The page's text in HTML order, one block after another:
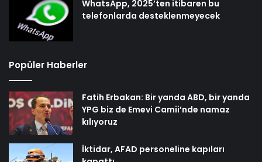
WhatsApp, 2025’ten itibaren bu
telefonlarda desteklenmeyecek
Popüler Haberler
Fatih Erbakan: Bir yanda ABD, bir yanda
YPG biz de Emevi Camii’nde namaz
kılıyoruz
İktidar, AFAD personeline kapıları